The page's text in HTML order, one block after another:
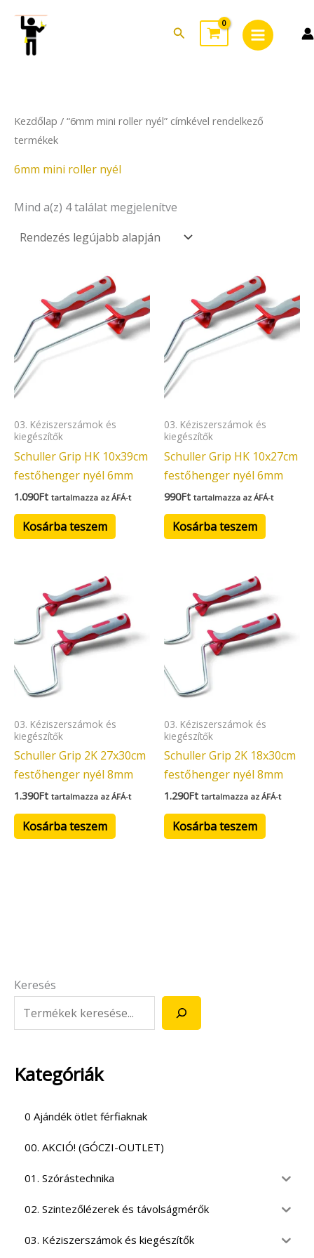
content
Search
Menu
Keresés
Kategóriák
0 Ajándék ötlet férfiaknak
00. AKCIÓ! (GÓCZI-OUTLET)
01. Szórástechnika
02. Szintezőlézerek és távolságmérők
03. Kéziszerszámok és kiegészítők
Kezdőlap / “6mm mini roller nyél” címkével rendelkező
termékek
6mm mini roller nyél
Mind a(z) 4 találat megjelenítve
latest
03. Kéziszerszámok és
kiegészítők
Schuller Grip HK 10x39cm
festőhenger nyél 6mm
1.090Ft tartalmazza az ÁFÁ-t
Kosárba teszem
03. Kéziszerszámok és
kiegészítők
Schuller Grip HK 10x27cm
festőhenger nyél 6mm
990Ft tartalmazza az ÁFÁ-t
Kosárba teszem
03. Kéziszerszámok és
kiegészítők
Schuller Grip 2K 27x30cm
festőhenger nyél 8mm
1.390Ft tartalmazza az ÁFÁ-t
Kosárba teszem
03. Kéziszerszámok és
kiegészítők
Schuller Grip 2K 18x30cm
festőhenger nyél 8mm
1.290Ft tartalmazza az ÁFÁ-t
Kosárba teszem